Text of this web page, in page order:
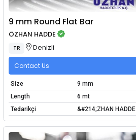
9 mm Round Flat Bar
ÖZHAN HADDE
TR Denizli
Contact Us
Size
9 mm
Length
6 mt
Tedarikçi
&#214;ZHAN HADDE